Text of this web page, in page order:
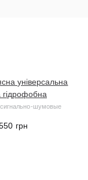
універсальна
гідрофобна
шумовые
грн